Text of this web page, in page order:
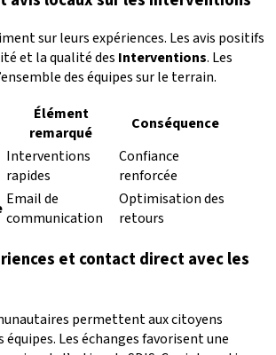
sur leurs expériences. Les avis positifs
et la qualité des Interventions. Les
des équipes sur le terrain.
Élément
remarqué
Conséquence
Interventions
rapides
Confiance
renforcée
Email de
communication
Optimisation des
retours
et contact direct avec les
permettent aux citoyens
équipes. Les échanges favorisent une